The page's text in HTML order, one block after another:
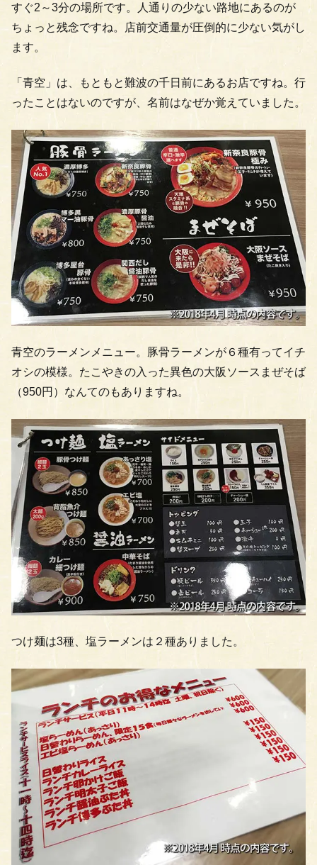
すぐ2～3分の場所です。人通りの少ない路地にあるのが
ちょっと残念ですね。店前交通量が圧倒的に少ない気がし
ます。
「青空」は、もともと難波の千日前にあるお店ですね。行
ったことはないのですが、名前はなぜか覚えていました。
青空のラーメンメニュー。豚骨ラーメンが６種有ってイチ
オシの模様。たこやきの入った異色の大阪ソースまぜそば
（950円）なんてのもありますね。
つけ麺は3種、塩ラーメンは２種ありました。